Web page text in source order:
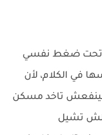
تحت ضغط نفسي
في الكلام، لأن
تاخد مسكن
تشيل